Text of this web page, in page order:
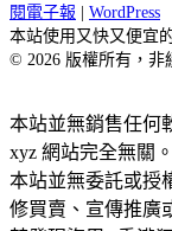
閱電子報
WordPress
本站使用又快又便宜
© 2026 版權所有，非
本站並無銷售任何
xyz 網站完全無關。
本站並無委託或授
修買賣、宣傳推廣